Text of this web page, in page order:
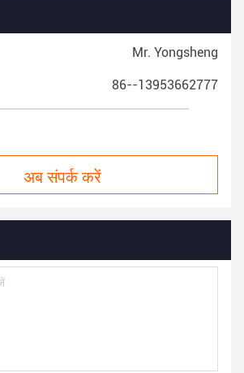
Mr. Yongsheng
86--13953662777
अब संपर्क करें